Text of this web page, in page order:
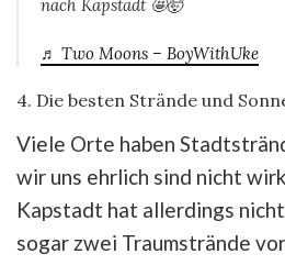
nach Kapstadt 🤩🤯
♬ Two Moons – BoyWithUke
4. Die besten Strände und
Viele Orte haben
wir uns ehrlich sind nicht
Kapstadt hat allerdings
sogar zwei Traumstrände